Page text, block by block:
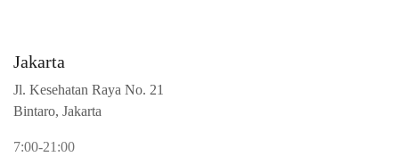
Jakarta
Jl. Kesehatan Raya No. 21
Bintaro, Jakarta
7:00-21:00